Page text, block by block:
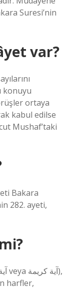
Suresi’nin
var?
konuyu
ortaya
kabul edilse
Mushaf’taki
Bakara
282. ayeti,
harfler,